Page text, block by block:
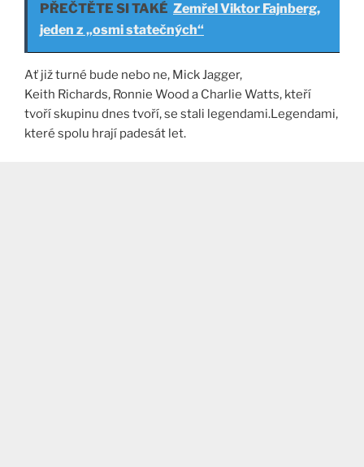
PŘEČTĚTE SI TAKÉ Zemřel Viktor Fajnberg,
jeden z „osmi statečných“
Ať již turné bude nebo ne, Mick Jagger,
Keith Richards, Ronnie Wood a Charlie Watts, kteří
tvoří skupinu dnes tvoří, se stali legendami.Legendami,
které spolu hrají padesát let.